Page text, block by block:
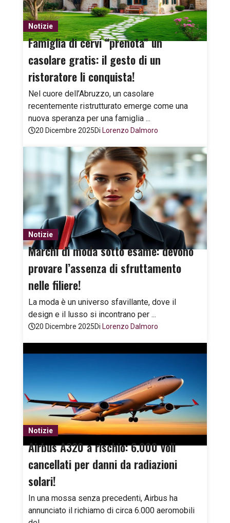
Notizie
Famiglia di cervi “prenota” un
casolare gratis: il gesto di un
ristoratore li conquista!
Nel cuore dell’Abruzzo, un casolare
recentemente ristrutturato emerge come una
nuova speranza per una famiglia ...
20 Dicembre 2025Di Lorenzo Dalmoro
Notizie
Marchi di moda sotto esame: devono
provare l’assenza di sfruttamento
nelle filiere!
La moda è un universo sfavillante, dove il
design e il lusso si incontrano per ...
20 Dicembre 2025Di Lorenzo Dalmoro
Notizie
Airbus A320 a rischio: 6.000 voli
cancellati per danni da radiazioni
solari!
In una mossa senza precedenti, Airbus ha
annunciato il richiamo di circa 6.000 aeromobili